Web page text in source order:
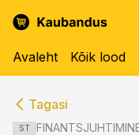
Avaleht Kõik lood
Tagasi
ST